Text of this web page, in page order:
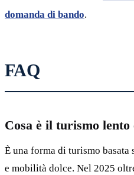
domanda di bando.
FAQ
Cosa è il turismo lento
È una forma di turismo
e mobilità dolce. Nel 2025